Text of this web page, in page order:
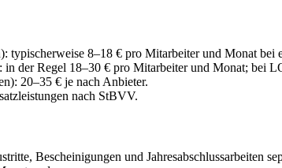
typischerweise 8–18 € pro Mitarbeiter und Monat bei
der Regel 18–30 € pro Mitarbeiter und Monat; bei
20–35 € je nach Anbieter.
nach StBVV.
Bescheinigungen und Jahresabschlussarbeiten